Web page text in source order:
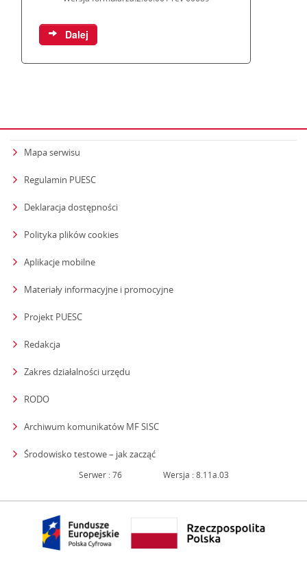
Mapa serwisu
Regulamin PUESC
Deklaracja dostępności
Polityka plików cookies
Aplikacje mobilne
Materiały informacyjne i promocyjne
Projekt PUESC
Redakcja
Zakres działalności urzędu
RODO
Archiwum komunikatów MF SISC
Środowisko testowe – jak zacząćstrona otwiera się w nowym oknie
Serwer : 76 Wersja : 8.11a.03